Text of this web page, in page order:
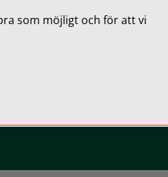
Avgifter inom
Här hittar du information
kostnader inom vård- och
som möjligt och för att vi